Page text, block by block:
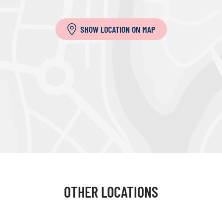
SHOW LOCATION ON MAP
OTHER LOCATIONS